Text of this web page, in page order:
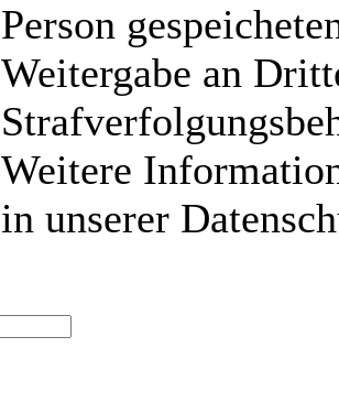
Person
Weitergabe an
Weitere
in unserer